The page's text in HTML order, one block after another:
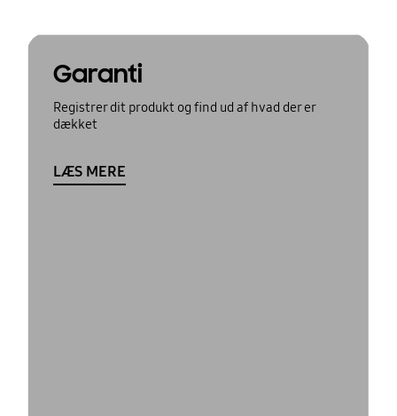
Garanti
Registrer dit produkt og find ud af hvad der er
dækket
LÆS MERE